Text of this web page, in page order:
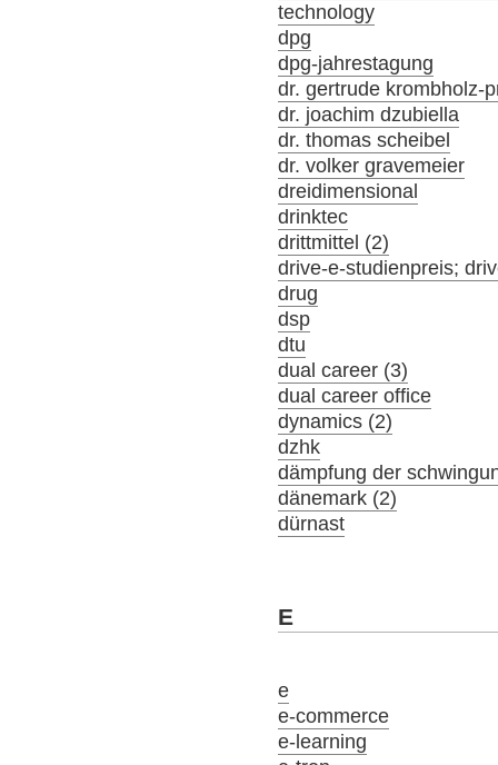
technology
dpg
dpg-jahrestagung
dr. gertrude krombholz-
dr. joachim dzubiella
dr. thomas scheibel
dr. volker gravemeier
dreidimensional
drinktec
drittmittel (2)
drive-e-studienpreis;
drug
dsp
dtu
dual career (3)
dual career office
dynamics (2)
dzhk
dämpfung der
dänemark (2)
dürnast
E
e
e-commerce
e-learning